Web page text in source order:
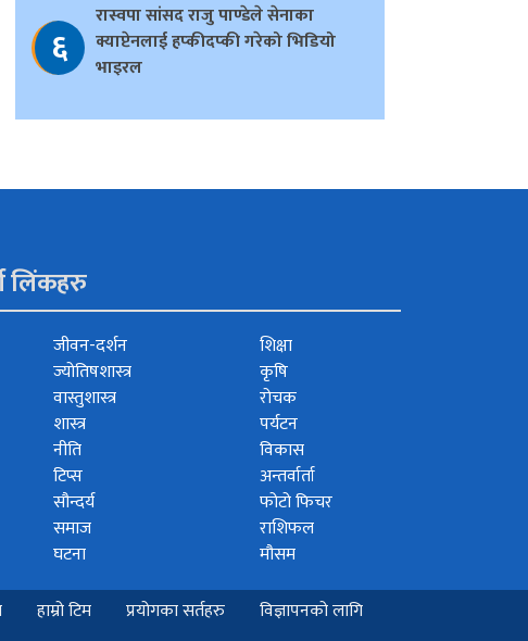
६
रास्वपा सांसद राजु पाण्डेले सेनाका
क्याप्टेनलाई हप्कीदप्की गरेको भिडियो
भाइरल
लिंकहरु
जीवन-दर्शन
ज्योतिषशास्त्र
वास्तुशास्त्र
शास्त्र
नीति
टिप्स
सौन्दर्य
समाज
घटना
शिक्षा
कृषि
रोचक
पर्यटन
विकास
अन्तर्वार्ता
फोटो फिचर
राशिफल
मौसम
हाम्रो टिम प्रयोगका सर्तहरु
विज्ञापनको लागि